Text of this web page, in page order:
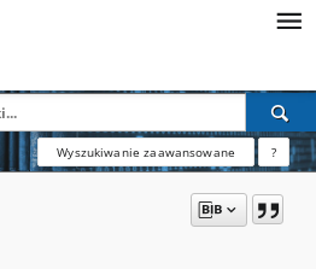
Wyszukiwanie zaawansowane ?